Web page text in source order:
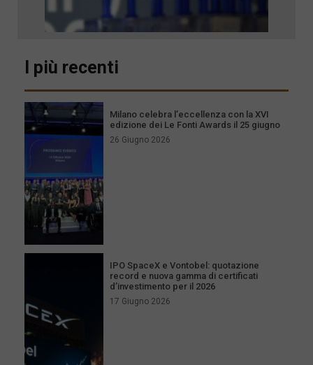
I più recenti
Milano celebra l’eccellenza con la XVI
edizione dei Le Fonti Awards il 25 giugno
26 Giugno 2026
IPO SpaceX e Vontobel: quotazione
record e nuova gamma di certificati
d’investimento per il 2026
17 Giugno 2026